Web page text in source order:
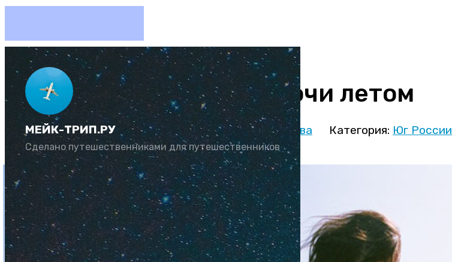
МЕЙК-ТРИП.РУ
Сделано путешественниками для путешественников
Отдых в Сочи летом
Автор: Рената Мукминова Категория: Юг России